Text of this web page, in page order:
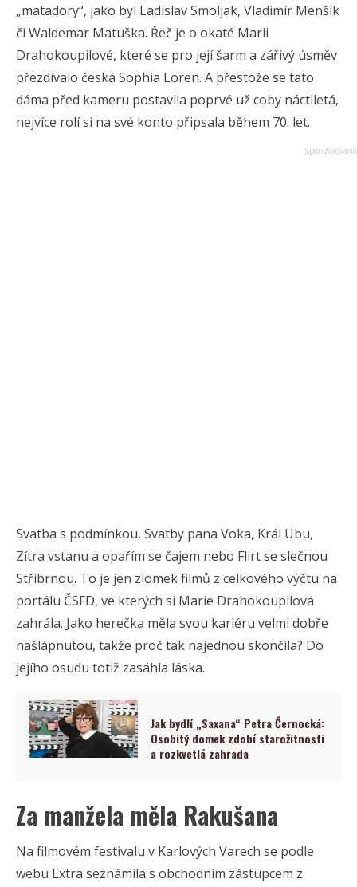
„matadory“, jako byl Ladislav Smoljak, Vladimír Menšík
či Waldemar Matuška. Řeč je o okaté Marii
Drahokoupilové, které se pro její šarm a zářivý úsměv
přezdívalo česká Sophia Loren. A přestože se tato
dáma před kameru postavila poprvé už coby náctiletá,
nejvíce rolí si na své konto připsala během 70. let.
Svatba s podmínkou, Svatby pana Voka, Král Ubu,
Zítra vstanu a opařím se čajem nebo Flirt se slečnou
Stříbrnou. To je jen zlomek filmů z celkového výčtu na
portálu ČSFD, ve kterých si Marie Drahokoupilová
zahrála. Jako herečka měla svou kariéru velmi dobře
našlápnutou, takže proč tak najednou skončila? Do
jejího osudu totiž zasáhla láska.
Jak bydlí „Saxana“ Petra Černocká:
Osobitý domek zdobí starožitnosti
a rozkvetlá zahrada
Za manžela měla Rakušana
Na filmovém festivalu v Karlových Varech se podle
webu Extra seznámila s obchodním zástupcem z